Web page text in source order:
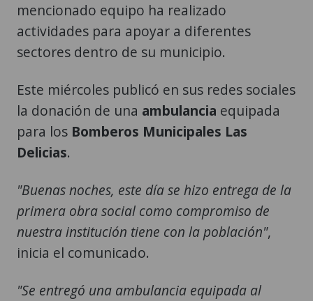
mencionado equipo ha realizado
actividades para apoyar a diferentes
sectores dentro de su municipio.
Este miércoles publicó en sus redes sociales
la donación de una ambulancia equipada
para los Bomberos Municipales Las
Delicias.
"Buenas noches, este día se hizo entrega de la
primera obra social como compromiso de
nuestra institución tiene con la población",
inicia el comunicado.
"Se entregó una ambulancia equipada al